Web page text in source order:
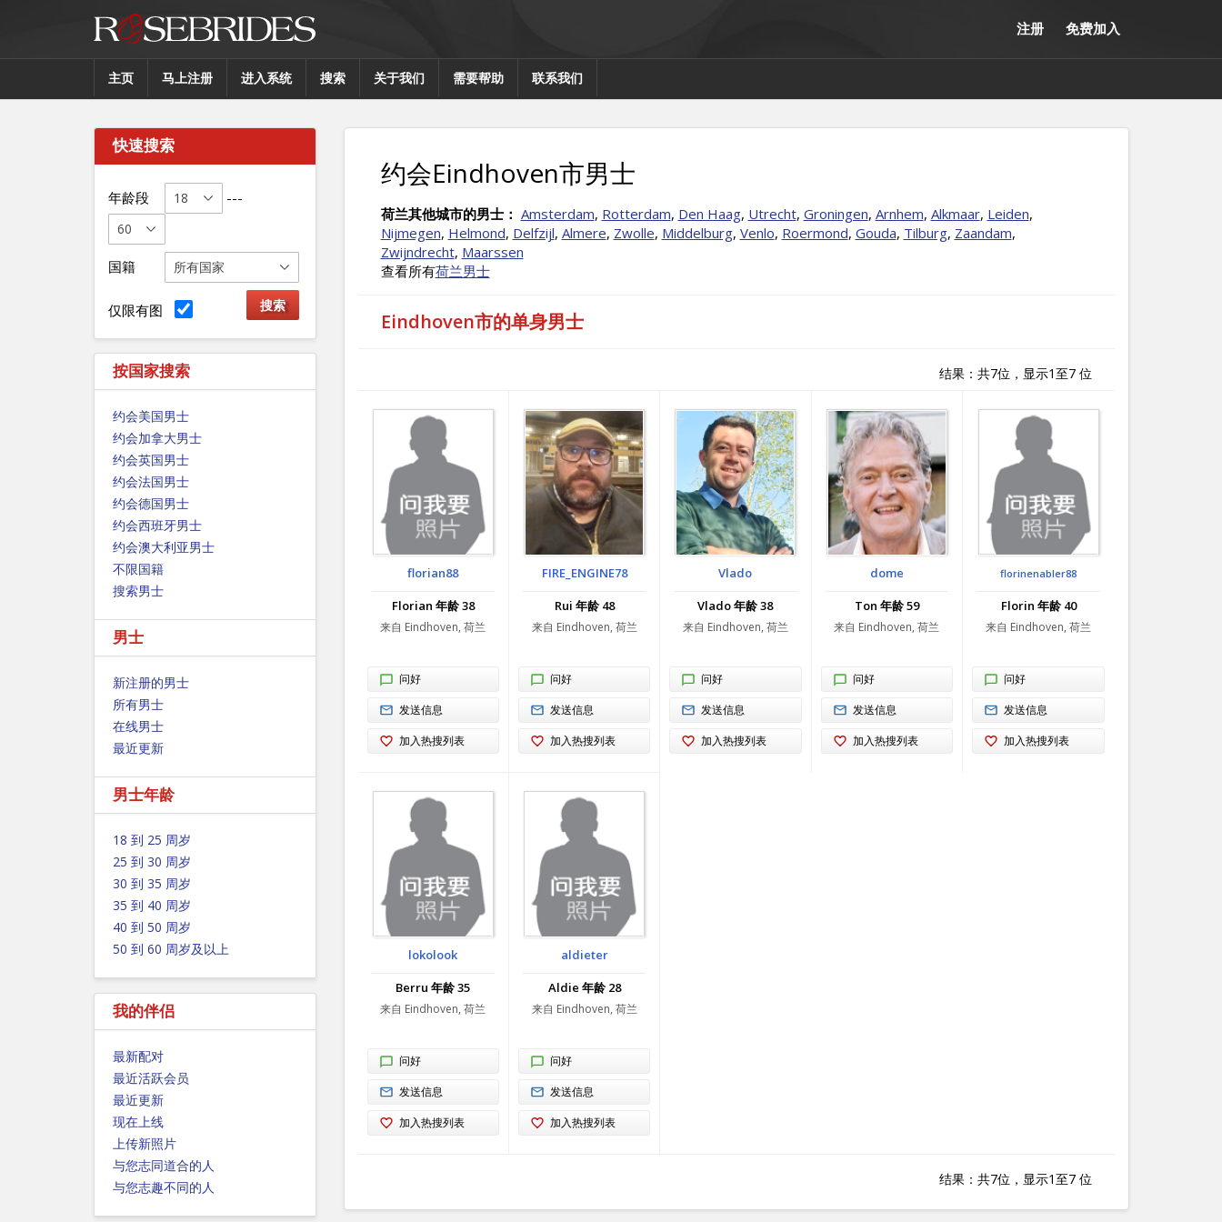
注册 免费加入
主页 马上注册 进入系统 搜索 关于我们 需要帮助 联系我们
快速搜索
年龄段 ---
国籍
仅限有图
按国家搜索
约会美国男士
约会加拿大男士
约会英国男士
约会法国男士
约会德国男士
约会西班牙男士
约会澳大利亚男士
不限国籍
搜索男士
男士
新注册的男士
所有男士
在线男士
最近更新
男士年龄
18 到 25 周岁
25 到 30 周岁
30 到 35 周岁
35 到 40 周岁
40 到 50 周岁
50 到 60 周岁及以上
我的伴侣
最新配对
最近活跃会员
最近更新
现在上线
上传新照片
与您志同道合的人
与您志趣不同的人
约会Eindhoven市男士
荷兰其他城市的男士： Amsterdam, Rotterdam, Den Haag, Utrecht, Groningen, Arnhem, Alkmaar, Leiden,
Nijmegen, Helmond, Delfzijl, Almere, Zwolle, Middelburg, Venlo, Roermond, Gouda, Tilburg, Zaandam,
Zwijndrecht, Maarssen
查看所有荷兰男士
Eindhoven市的单身男士
结果：共7位，显示1至7 位
florian88
Florian 年龄 38
来自 Eindhoven, 荷兰
问好
发送信息
加入热搜列表
FIRE_ENGINE78
Rui 年龄 48
来自 Eindhoven, 荷兰
问好
发送信息
加入热搜列表
Vlado
Vlado 年龄 38
来自 Eindhoven, 荷兰
问好
发送信息
加入热搜列表
dome
Ton 年龄 59
来自 Eindhoven, 荷兰
问好
发送信息
加入热搜列表
florinenabler88
Florin 年龄 40
来自 Eindhoven, 荷兰
问好
发送信息
加入热搜列表
lokolook
Berru 年龄 35
来自 Eindhoven, 荷兰
问好
发送信息
加入热搜列表
aldieter
Aldie 年龄 28
来自 Eindhoven, 荷兰
问好
发送信息
加入热搜列表
结果：共7位，显示1至7 位